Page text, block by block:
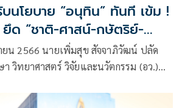
โยบาย “อนุทิน” ทันที เข้ม !
ด “ชาติ-ศาสน์-กษัตริย์-
อมชู “ธัชชา : TASSHA” ใช้
ประวัติศาสตร์
ยน 2566 นายเพิ่มสุข สัจจาภิวัฒน์ ปลัด
า วิทยาศาสตร์ วิจัยและนวัตกรรม (อว.)
วงมหาดไทย เป็นประธานในการลงนาม